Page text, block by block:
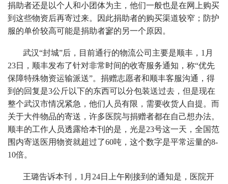
捐助者还是以个人和小团体为主，他们一般也是在网上购买
到这些物资后再寄过来。因此捐助者的购买渠道较窄；防护
服的单价较高可能是捐助者寥的另一个原因。
武汉“封城”后，目前通行的物流公司主要是顺丰，1月
23日，顺丰发布了针对非常时间的收寄服务通知，称“优先
保障特殊物资运输派送”。捐赠志愿者和顺丰客服沟通，得
到的回复是3公斤以下的东西可以分包装送过去，但是现在
整个武汉市情况紧急，他们人员有限，需要收货人自提。而
关于大件物品的寄送，许多医院与捐赠者都在自己想办法。
顺丰的工作人员透露给本刊的是，光是23号这一天，全国范
围内寄送医用物资就超过了60吨，这个数字是平常运量的8-
10倍。
王璐告诉本刊，1月24日上午刚接到的通知是，医院开